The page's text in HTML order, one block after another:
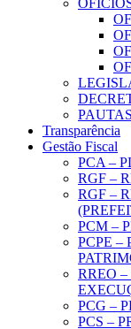
PAUTAS
Transparência
Gestão Fiscal
PCA –
RGF –
RGF –
PCM –
PCPE –
RREO
PCG –
PCS –